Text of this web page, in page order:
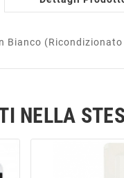
Bianco
NELLA